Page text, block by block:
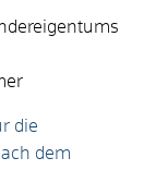
die
dem